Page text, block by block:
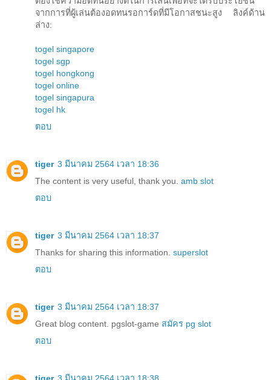
จากการที่ผู้เล่นต้องอดทนรอการ์ดที่มีโอกาสชนะสูง ลิงค์ด้าน
ล่าง:
togel singapore
togel sgp
togel hongkong
togel online
togel singapura
togel hk
ตอบ
tiger 3 มีนาคม 2564 เวลา 18:36
The content is very useful, thank you. amb slot
ตอบ
tiger 3 มีนาคม 2564 เวลา 18:37
Thanks for sharing this information. superslot
ตอบ
tiger 3 มีนาคม 2564 เวลา 18:37
Great blog content. pgslot-game สมัคร pg slot
ตอบ